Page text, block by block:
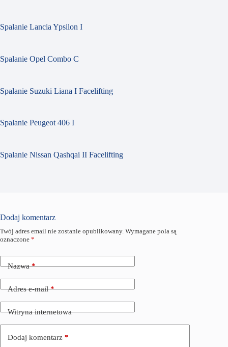
Spalanie Lancia Ypsilon I
Spalanie Opel Combo C
Spalanie Suzuki Liana I Facelifting
Spalanie Peugeot 406 I
Spalanie Nissan Qashqai II Facelifting
Dodaj komentarz
Twój adres email nie zostanie opublikowany. Wymagane pola są
oznaczone *
Nazwa*
Adres e-mail*
Witryna internetowa
Dodaj komentarz *